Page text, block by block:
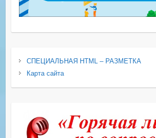
СПЕЦИАЛЬНАЯ HTML – РАЗМЕТКА
Карта сайта